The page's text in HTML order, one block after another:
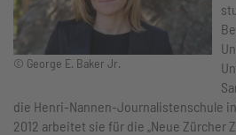
© George E. Baker Jr.
die Henri-Nannen-Journalistenschule
2012 arbeitet sie für die „Neue Zürcher